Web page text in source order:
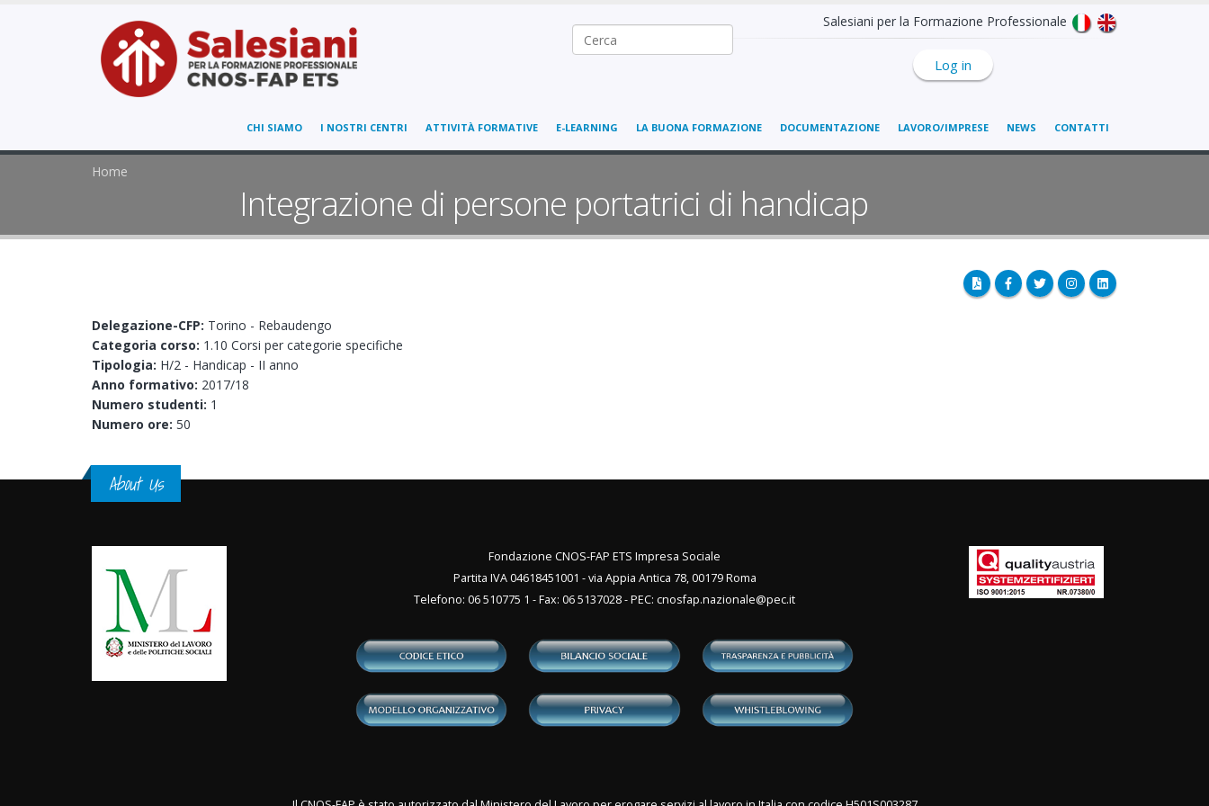
Salesiani per la Formazione Professionale
Log in
Ricerca nel sito
CHI SIAMO I NOSTRI CENTRI ATTIVITÀ FORMATIVE E-LEARNING LA BUONA FORMAZIONE DOCUMENTAZIONE LAVORO/IMPRESE NEWS CONTATTI
Home
Integrazione di persone portatrici di handicap
Delegazione-CFP: Torino - Rebaudengo
Categoria corso: 1.10 Corsi per categorie specifiche
Tipologia: H/2 - Handicap - II anno
Anno formativo: 2017/18
Numero studenti: 1
Numero ore: 50
About Us
Fondazione CNOS-FAP ETS Impresa Sociale
Partita IVA 04618451001 - via Appia Antica 78, 00179 Roma
Telefono: 06 510775 1 - Fax: 06 5137028 - PEC: cnosfap.nazionale@pec.it